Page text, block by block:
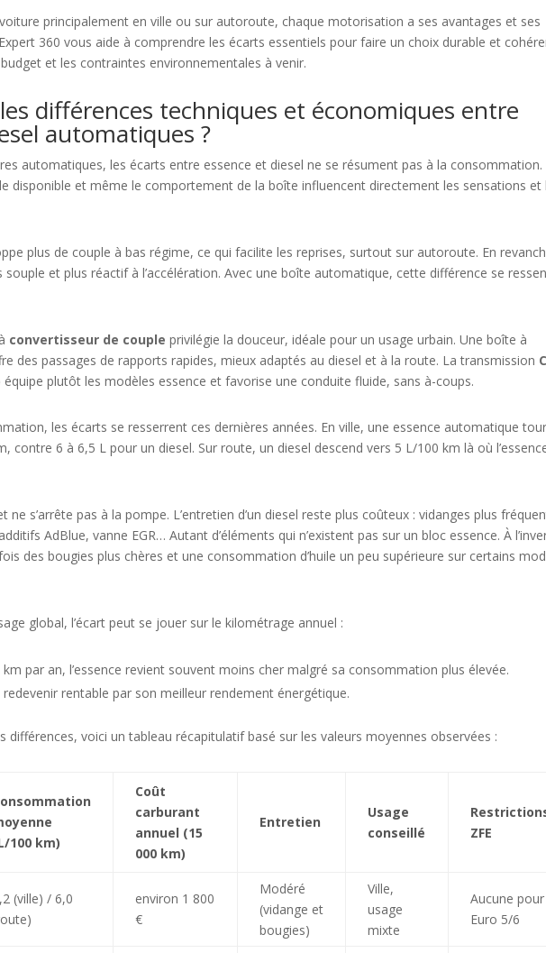
principalement en ville ou sur autoroute, chaque motorisation a ses avantages et ses
360 vous aide à comprendre les écarts essentiels pour faire un choix durable et
et les contraintes environnementales à venir.
différences techniques et économiques entre
automatiques ?
automatiques, les écarts entre essence et diesel ne se résument pas à la consommation.
disponible et même le comportement de la boîte influencent directement les sensations et
plus de couple à bas régime, ce qui facilite les reprises, surtout sur autoroute. En
et plus réactif à l’accélération. Avec une boîte automatique, cette différence se
convertisseur de couple privilégie la douceur, idéale pour un usage urbain. Une boîte à
des passages de rapports rapides, mieux adaptés au diesel et à la route. La transmission
équipe plutôt les modèles essence et favorise une conduite fluide, sans à-coups.
les écarts se resserrent ces dernières années. En ville, une essence automatique
contre 6 à 6,5 L pour un diesel. Sur route, un diesel descend vers 5 L/100 km là où
ne s’arrête pas à la pompe. L’entretien d’un diesel reste plus coûteux : vidanges plus
AdBlue, vanne EGR… Autant d’éléments qui n’existent pas sur un bloc essence. À
des bougies plus chères et une consommation d’huile un peu supérieure sur certains
global, l’écart peut se jouer sur le kilométrage annuel :
par an, l’essence revient souvent moins cher malgré sa consommation plus élevée.
rentable par son meilleur rendement énergétique.
différences, voici un tableau récapitulatif basé sur les valeurs moyennes observées :
100 km)
Coût
carburant
annuel (15
000 km)
Entretien
Usage
conseillé
ZFE
(ville) / 6,0
environ 1 800
€
Modéré
(vidange et
bougies)
Ville,
usage
mixte
Aucune pour
Euro 5/6